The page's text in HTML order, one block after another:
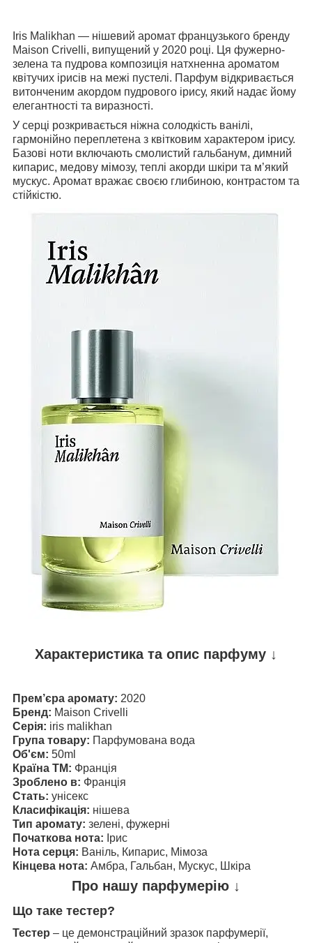
Iris Malikhan — нішевий аромат французького бренду
Maison Crivelli, випущений у 2020 році. Ця фужерно-
зелена та пудрова композиція натхненна ароматом
квітучих ірисів на межі пустелі. Парфум відкривається
витонченим акордом пудрового ірису, який надає йому
елегантності та виразності.
У серці розкривається ніжна солодкість ванілі,
гармонійно переплетена з квітковим характером ірису.
Базові ноти включають смолистий гальбанум, димний
кипарис, медову мімозу, теплі акорди шкіри та м’який
мускус. Аромат вражає своєю глибиною, контрастом та
стійкістю.
Характеристика та опис парфуму ↓
Прем’єра аромату: 2020
Бренд: Maison Crivelli
Серія: iris malikhan
Група товару: Парфумована вода
Об'єм: 50ml
Країна ТМ: Франція
Зроблено в: Франція
Стать: унісекс
Класифікація: нішева
Тип аромату: зелені, фужерні​​​​​​​
Початкова нота: Ірис​​​​​​​
Нота серця: Ваніль, Кипарис, Мімоза​​​​​​​
Кінцева нота: Амбра, Гальбан, Мускус, Шкіра
Про нашу парфумерію ↓
Що таке тестер?
Тестер – це демонстраційний зразок парфумерії,